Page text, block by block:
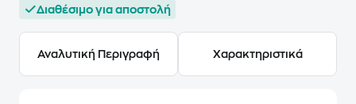
Διαθέσιμο για αποστολή
Αναλυτική Περιγραφή Χαρακτηριστικά